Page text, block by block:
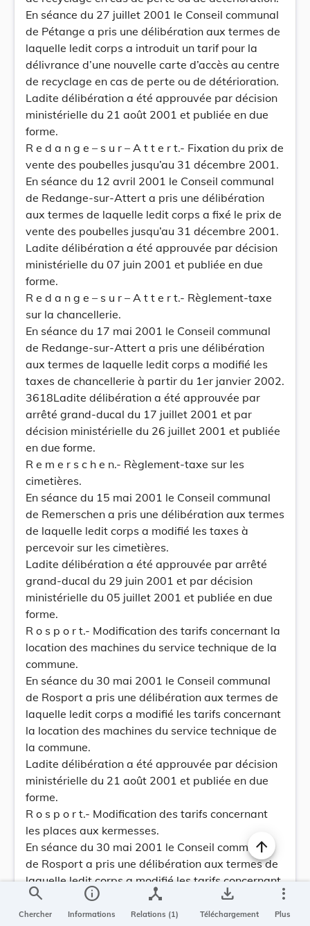
En séance du 27 juillet 2001 le Conseil communal
de Pétange a pris une délibération aux termes de
laquelle ledit corps a introduit un tarif pour la
délivrance d’une nouvelle carte d’accès au centre
de recyclage en cas de perte ou de détérioration.
Ladite délibération a été approuvée par décision
ministérielle du 21 août 2001 et publiée en due
forme.
R e d a n g e – s u r – A t t e r t.- Fixation du prix de
vente des poubelles jusqu’au 31 décembre 2001.
En séance du 12 avril 2001 le Conseil communal
de Redange-sur-Attert a pris une délibération
aux termes de laquelle ledit corps a fixé le prix de
vente des poubelles jusqu’au 31 décembre 2001.
Ladite délibération a été approuvée par décision
ministérielle du 07 juin 2001 et publiée en due
forme.
R e d a n g e – s u r – A t t e r t.- Règlement-taxe
sur la chancellerie.
En séance du 17 mai 2001 le Conseil communal
de Redange-sur-Attert a pris une délibération
aux termes de laquelle ledit corps a modifié les
taxes de chancellerie à partir du 1er janvier 2002.
3618Ladite délibération a été approuvée par
arrêté grand-ducal du 17 juillet 2001 et par
décision ministérielle du 26 juillet 2001 et publiée
en due forme.
R e m e r s c h e n.- Règlement-taxe sur les
cimetières.
En séance du 15 mai 2001 le Conseil communal
de Remerschen a pris une délibération aux termes
de laquelle ledit corps a modifié les taxes à
percevoir sur les cimetières.
Ladite délibération a été approuvée par arrêté
grand-ducal du 29 juin 2001 et par décision
ministérielle du 05 juillet 2001 et publiée en due
forme.
R o s p o r t.- Modification des tarifs concernant la
location des machines du service technique de la
commune.
En séance du 30 mai 2001 le Conseil communal
de Rosport a pris une délibération aux termes de
laquelle ledit corps a modifié les tarifs concernant
la location des machines du service technique de
la commune.
Ladite délibération a été approuvée par décision
ministérielle du 21 août 2001 et publiée en due
forme.
R o s p o r t.- Modification des tarifs concernant
les places aux kermesses.
En séance du 30 mai 2001 le Conseil communal
de Rosport a pris une délibération aux termes de
laquelle ledit corps a modifié les tarifs concernant
les places aux kermesses.
Ladite délibération a été approuvée par décision
search
Chercher
info
Informations
device_hub
Relations (1)
save_alt
Téléchargement
more_vert
Plus